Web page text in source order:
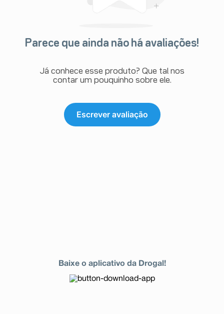
Parece que ainda não há avaliações!
Já conhece esse produto? Que tal nos
contar um pouquinho sobre ele.
Escrever avaliação
Baixe o aplicativo da Drogal!